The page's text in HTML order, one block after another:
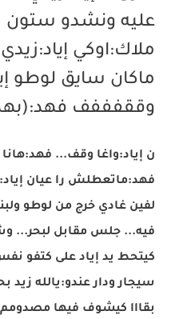
عليه ونشدو
ملاك:اوكي
ماكان سايق لوطو
وققفففف
ن إياد:واغا وقف... فهد:هانا
فهد:ماتعطلش را عيان
لفين غادي خرج من لوطو
فيه... جلس مقابل لبحر...
كيتحط يد إياد على كتفو
سيجار ودار عندو:يالله زيد
بقااا كيشوف فيها مصدومم